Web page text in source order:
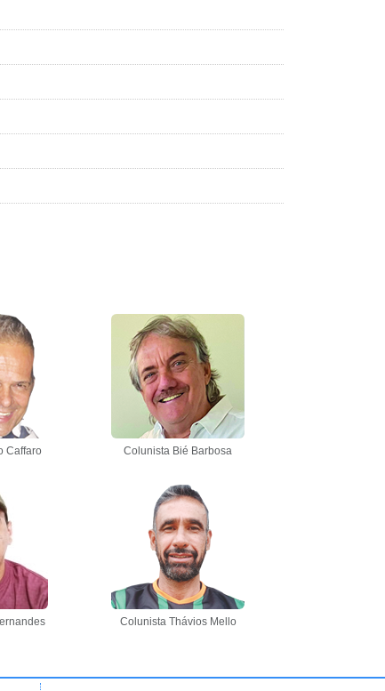
Caffaro Colunista Bié Barbosa
Colunista Thávios Mello